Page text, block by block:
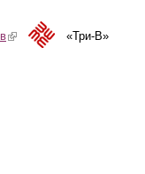
(link is external)«Три-В»